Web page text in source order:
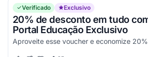
Verificado Exclusivo
20% de desconto em tudo
Portal Educação Exclusivo